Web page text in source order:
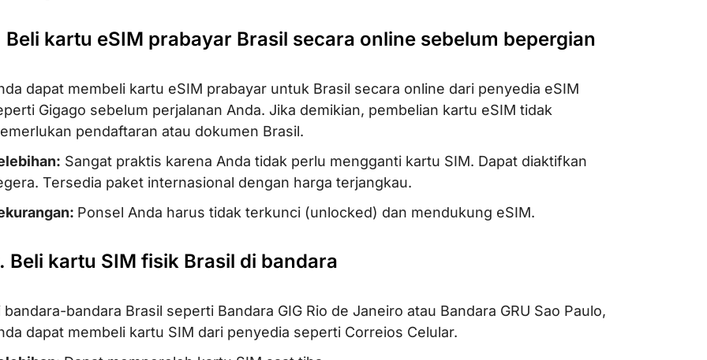
Beli kartu eSIM prabayar Brasil secara online sebelum bepergian
dapat membeli kartu eSIM prabayar untuk Brasil secara online dari penyedia eSIM
Gigago sebelum perjalanan Anda. Jika demikian, pembelian kartu eSIM tidak
pendaftaran atau dokumen Brasil.
Sangat praktis karena Anda tidak perlu mengganti kartu SIM. Dapat diaktifkan
Tersedia paket internasional dengan harga terjangkau.
Ponsel Anda harus tidak terkunci (unlocked) dan mendukung eSIM.
Beli kartu SIM fisik Brasil di bandara
bandara-bandara Brasil seperti Bandara GIG Rio de Janeiro atau Bandara GRU Sao Paulo,
dapat membeli kartu SIM dari penyedia seperti Correios Celular.